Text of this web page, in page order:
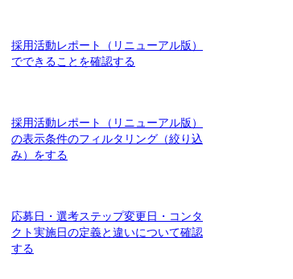
採用活動レポート（リニューアル版）
でできることを確認する
採用活動レポート（リニューアル版）
の表示条件のフィルタリング（絞り込
み）をする
応募日・選考ステップ変更日・コンタ
クト実施日の定義と違いについて確認
する